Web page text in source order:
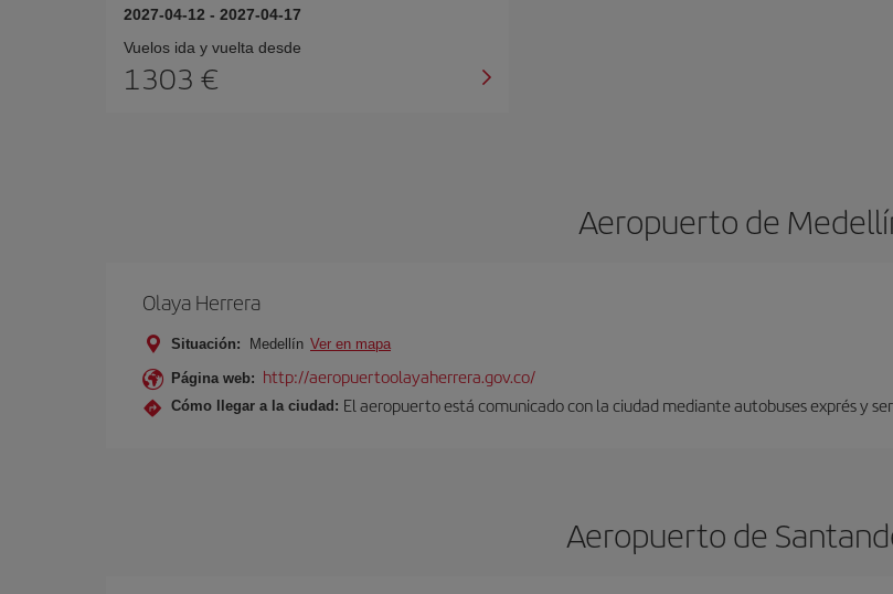
2027-04-12 - 2027-04-17
Vuelos ida y vuelta desde
1303 €
Aeropuerto de
Olaya Herrera
Situación: Medellín Ver en mapa
Página web: http://aeropuertoolayaherrera.gov.co/
Cómo llegar a la ciudad: El aeropuerto está comunicado con la ciudad mediante autobuses exprés y
Aeropuerto de